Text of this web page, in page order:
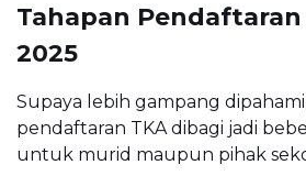
Tahapan Pendaftaran
2025
Supaya lebih gampang
pendaftaran TKA dibagi jadi
untuk murid maupun pihak